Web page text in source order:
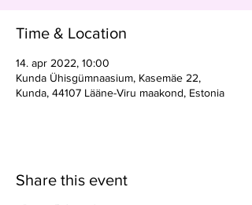
Time & Location
14. apr 2022, 10:00
Kunda Ühisgümnaasium, Kasemäe 22,
Kunda, 44107 Lääne-Viru maakond, Estonia
Share this event